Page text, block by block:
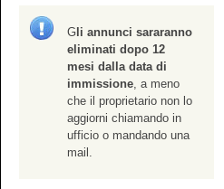
G li annunci sararanno
eliminati dopo 12
mesi dalla data di
immissione , a meno
che il proprietario non lo
aggiorni chiamando in
ufficio o mandando una
mail.